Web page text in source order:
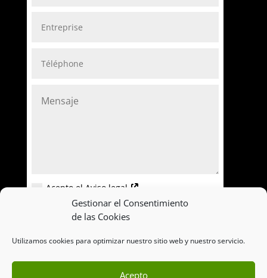
Gestionar el Consentimiento
de las Cookies
Utilizamos cookies para optimizar nuestro sitio web y nuestro servicio.
Acepto
Acepto el Aviso legal
7 + 7=